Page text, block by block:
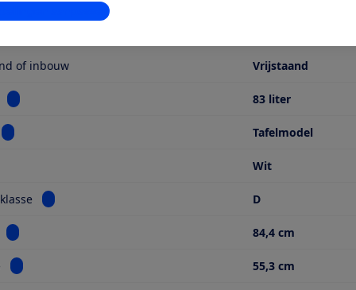
aanpassen
of inbouw Vrijstaand
Bekijk informatie voor Inhoud 83 liter
Bekijk informatie voor Model Tafelmodel
Wit
Bekijk informatie voor Energieklasse D
Bekijk informatie voor Hoogte 84,4 cm
Bekijk informatie voor Breedte 55,3 cm